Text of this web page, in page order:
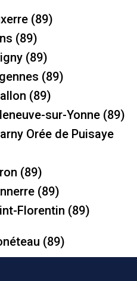
(89)
(89)
(89)
(89)
(89)
sur-Yonne (89)
Orée de Puisaye
(89)
(89)
Florentin (89)
(89)